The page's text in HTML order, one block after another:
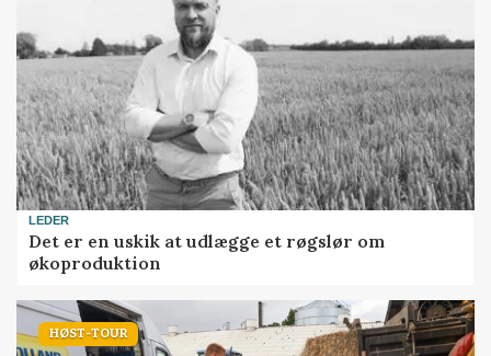
LEDER
Det er en uskik at udlægge et røgslør om
økoproduktion
HØST-TOUR